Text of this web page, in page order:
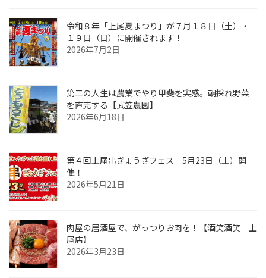
令和８年「上尾夏まつり」が７月１８日（土）・
１９日（日）に開催されます！
2026年7月2日
第二の人生は農業でやり甲斐を実感。朝採れ野菜
を直売する【武笠農園】
2026年6月18日
第４回上尾串ぎょうざフェス 5月23日（土）開
催！
2026年5月21日
肉屋の居酒屋で、がっつりお肉を！【酒笑酒笑 上
尾店】
2026年3月23日